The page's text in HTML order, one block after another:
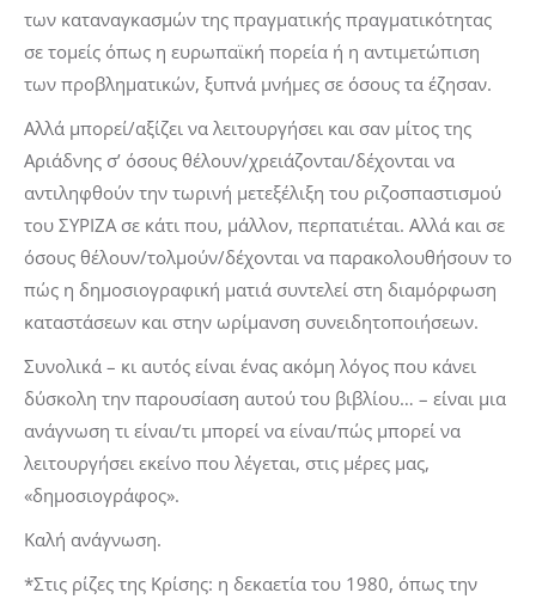
των καταναγκασμών της πραγματικής πραγματικότητας
σε τομείς όπως η ευρωπαϊκή πορεία ή η αντιμετώπιση
των προβληματικών, ξυπνά μνήμες σε όσους τα έζησαν.
Αλλά μπορεί/αξίζει να λειτουργήσει και σαν μίτος της
Αριάδνης σ’ όσους θέλουν/χρειάζονται/δέχονται να
αντιληφθούν την τωρινή μετεξέλιξη του ριζοσπαστισμού
του ΣΥΡΙΖΑ σε κάτι που, μάλλον, περπατιέται. Αλλά και σε
όσους θέλουν/τολμούν/δέχονται να παρακολουθήσουν το
πώς η δημοσιογραφική ματιά συντελεί στη διαμόρφωση
καταστάσεων και στην ωρίμανση συνειδητοποιήσεων.
Συνολικά – κι αυτός είναι ένας ακόμη λόγος που κάνει
δύσκολη την παρουσίαση αυτού του βιβλίου… – είναι μια
ανάγνωση τι είναι/τι μπορεί να είναι/πώς μπορεί να
λειτουργήσει εκείνο που λέγεται, στις μέρες μας,
«δημοσιογράφος».
Καλή ανάγνωση.
*Στις ρίζες της Κρίσης: η δεκαετία του 1980, όπως την